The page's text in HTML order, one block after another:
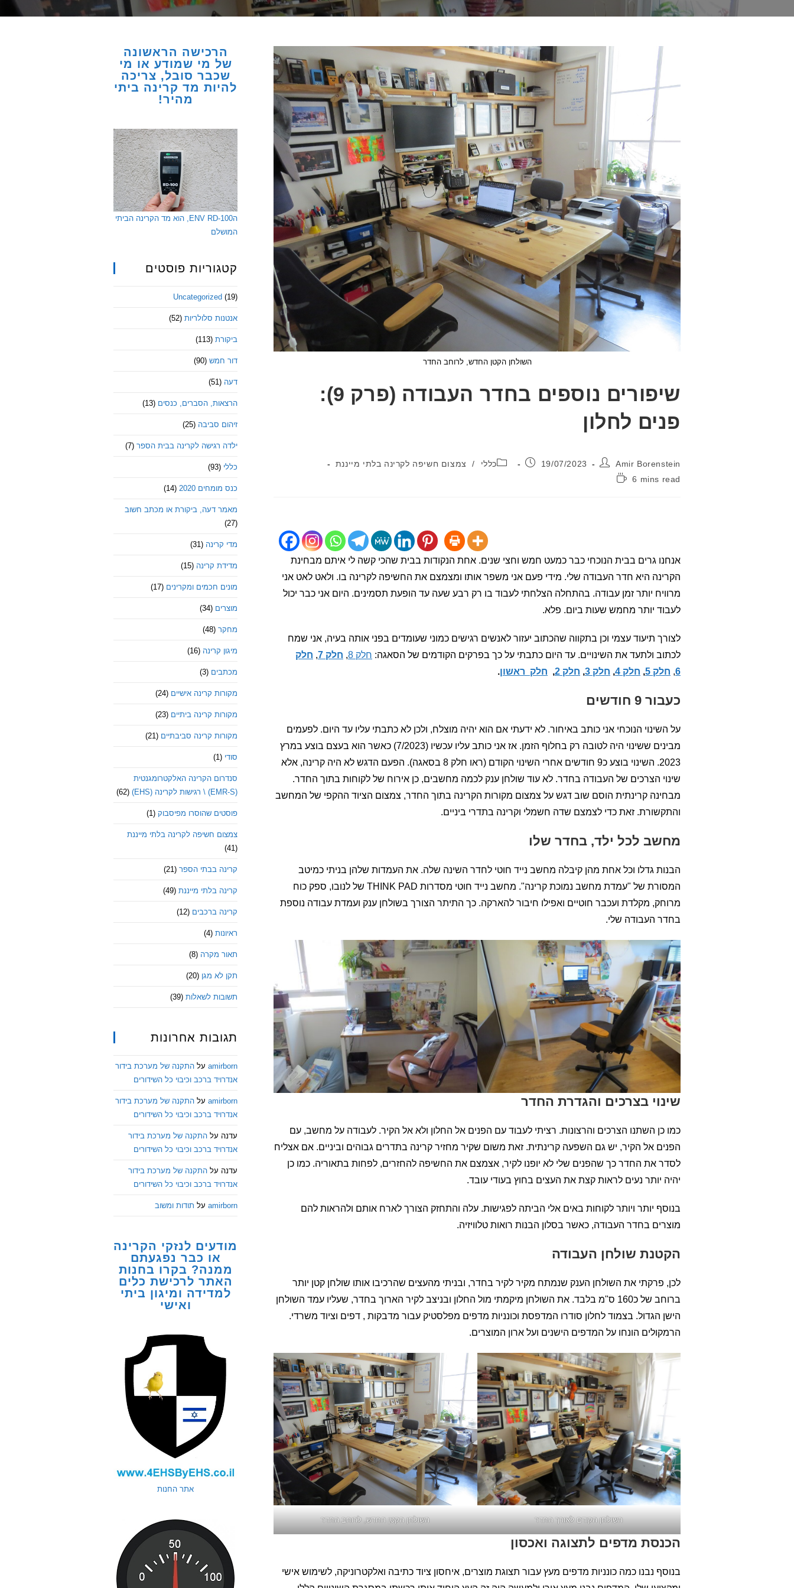
השולחן הקטן החדש, לרוחב החדר
שיפורים נוספים בחדר העבודה (פרק 9):
פנים לחלון
מחבר:
Amir Borenstein פורסם:
19/07/2023 קטגוריה:
כללי /
צמצום חשיפה לקרינה בלתי מייננת
זמן
6 mins read
אנחנו גרים בבית הנוכחי כבר כמעט חמש וחצי שנים. אחת הנקודות בבית שהכי קשה לי איתם מבחינת
הקרינה היא חדר העבודה שלי. מידי פעם אני משפר אותו ומצמצם את החשיפה לקרינה בו. ולאט לאט אני
מרוויח יותר זמן עבודה. בהתחלה הצלחתי לעבוד בו רק רבע שעה עד הופעת תסמינים. היום אני כבר יכול
לעבוד יותר מחמש שעות ביום. פלא.
לצורך תיעוד עצמי וכן בתקווה שהכתוב יעזור לאנשים רגישים כמוני שעומדים בפני אותה בעיה, אני שמח
לכתוב ולתעד את השינויים. עד היום כתבתי על כך בפרקים הקודמים של הסאגה: חלק 8 , חלק 7 , חלק
6
, חלק 5 , חלק 4 , חלק 3 , חלק 2 , חלק ראשון.
כעבור 9 חודשים
על השינוי הנוכחי אני כותב באיחור. לא ידעתי אם הוא יהיה מוצלח, ולכן לא כתבתי עליו עד היום. לפעמים
מבינים ששינוי היה לטובה רק בחלוף הזמן. אז אני כותב עליו עכשיו (7/2023) כאשר הוא בעצם בוצע במרץ
2023. השינוי בוצע כ9 חודשים אחרי השינוי הקודם (ראו חלק 8 בסאגה). הפעם הדגש לא היה קרינה, אלא
שינוי הצרכים של העבודה בחדר. לא עוד שולחן ענק לכמה מחשבים, כן אירוח של לקוחות בתוך החדר.
מבחינה קרינתית הוסם שוב דגש על צמצום מקורות הקרינה בתוך החדר, צמצום הציוד ההקפי של המחשב
והתקשורת. זאת כדי לצמצם שדה חשמלי וקרינה בתדרי ביניים.
מחשב לכל ילד, בחדר שלו
הבנות גדלו וכל אחת מהן קיבלה מחשב נייד חוטי לחדר השינה שלה. את העמדות שלהן בניתי כמיטב
המסורת של "עמדת מחשב נמוכת קרינה". מחשב נייד חוטי מסדרות THINK PAD של לנובו, ספק כוח
מרוחק, מקלדת ועכבר חוטיים ואפילו חיבור להארקה. כך התיתר הצורך בשולחן ענק ועמדת עבודה נוספת
בחדר העבודה שלי.
שינוי בצרכים והגדרת החדר
כמו כן השתנו הצרכים והרצונות. רציתי לעבוד עם הפנים אל החלון ולא אל הקיר. לעבודה על מחשב, עם
הפנים אל הקיר, יש גם השפעה קרינתית. זאת משום שקיר מחזיר קרינה בתדרים גבוהים וביניים. אם אצליח
לסדר את החדר כך שהפנים שלי לא יופנו לקיר, אצמצם את החשיפה להחזרים, לפחות בתאוריה. כמו כן
יהיה יותר נעים לראות קצת את העצים בחוץ בעודי עובד.
בנוסף יותר ויותר לקוחות באים אלי הביתה לפגישות. עלה והתחזק הצורך לארח אותם ולהראות להם
מוצרים בחדר העבודה, כאשר בסלון הבנות רואות טלוויזיה.
הקטנת שולחן העבודה
לכן, פרקתי את השולחן הענק שנמתח מקיר לקיר בחדר, ובניתי מהעצים שהרכיבו אותו שולחן קטן יותר
ברוחב של כ160 ס"מ בלבד. את השולחן מיקמתי מול החלון ובניצב לקיר הארוך בחדר, שעליו עמד השולחן
הישן הגדול. בצמוד לחלון סודרו המדפסת וכונניות מדפים מפלסטיק עבור מדבקות , דפים וציוד משרדי.
הרמקולים הונחו על המדפים הישנים ועל ארון המוצרים.
השולחן הקודם לאורך החדר השולחן הקטן החדש, לרוחב החדר
הכנסת מדפים לתצוגה ואכסון
בנוסף נבנו כמה כונניות מדפים מעץ עבור תצוגת מוצרים, איחסון ציוד כתיבה ואלקטרוניקה, לשימוש אישי
הרכישה הראשונה
של מי שמודע או מי
שכבר סובל, צריכה
להיות מד קרינה ביתי
מהיר!
הENV RD-100, הוא מד הקרינה הביתי
המושלם
קטגוריות פוסטים
Uncategorized (19)
אנטנות סלולריות (52)
ביקורת (113)
דור חמש (90)
דעה (51)
הרצאות, הסברים, כנסים (13)
זיהום סביבה (25)
ילדה רגישה לקרינה בבית הספר (7)
כללי (93)
כנס מומחים 2020 (14)
מאמר דעה, ביקורת או מכתב חשוב
(27)
מדי קרינה (31)
מדידת קרינה (15)
מונים חכמים ומקרינים (17)
מוצרים (34)
מחקר (48)
מיגון קרינה (16)
מכתבים (3)
מקורות קרינה אישיים (24)
מקורות קרינה ביתיים (23)
מקורות קרינה סביבתיים (21)
סודי (1)
סנדרום הקרינה האלקטרומגנטית
(EMR-S) \ רגישות לקרינה (EHS)
(62)
פוסטים שהוסרו מפיסבוק (1)
צמצום חשיפה לקרינה בלתי מייננת
(41)
קרינה בבתי הספר (21)
קרינה בלתי מייננת (49)
קרינה ברכבים (12)
ראיונות (4)
תאור מקרה (8)
תקן לא מגן (20)
תשובות לשאלות (39)
תגובות אחרונות
amirborn על התקנה של מערכת בידור
אנדרויד ברכב וכיבוי כל השידורים
amirborn על התקנה של מערכת בידור
אנדרויד ברכב וכיבוי כל השידורים
עדנה על התקנה של מערכת בידור
אנדרויד ברכב וכיבוי כל השידורים
עדנה על התקנה של מערכת בידור
אנדרויד ברכב וכיבוי כל השידורים
amirborn על תודות ומשוב
מודעים לנזקי הקרינה
או כבר נפגעתם
ממנה? בקרו בחנות
האתר לרכישת כלים
למדידה ומיגון ביתי
ואישי
אתר החנות